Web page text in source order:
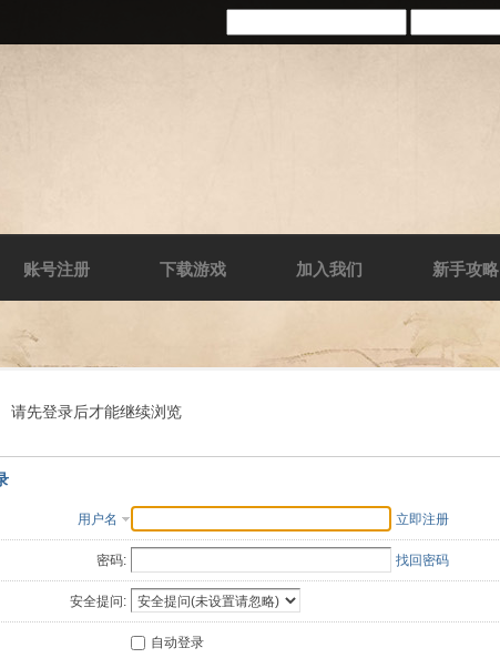
账号注册 下载游戏 加入我们 新手攻略
请先登录后才能继续浏览
用户名 立即注册
密码: 找回密码
安全提问:
自动登录